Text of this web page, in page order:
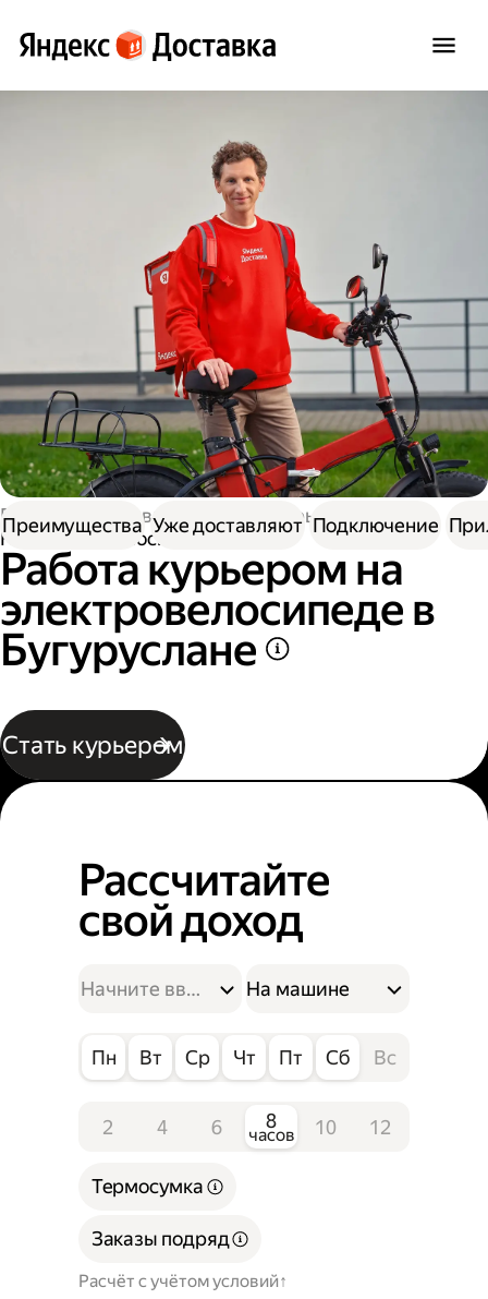
Работа в Доставке
Работа курьером
На электровелосипеде
Работа курьером на
электровелосипеде в
Бугуруслане
Стать курьером
Преимущества Уже доставляют Подключение
Рассчитайте
свой доход
На машине
Пн Вт Ср Чт Пт Сб Вс
2 4 6 8
часов 10 12
Расчёт с учётом условий
Термосумка
Заказы подряд